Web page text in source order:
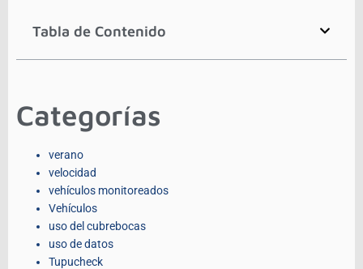
Tabla de Contenido
Categorías
verano
velocidad
vehículos monitoreados
Vehículos
uso del cubrebocas
uso de datos
Tupucheck